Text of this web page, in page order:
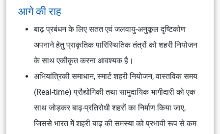
आगे की राह
बाढ़ प्रबंधन के लिए सतत एवं जलवायु-अनुकूल दृष्टिकोण
अपनाने हेतु प्राकृतिक पारिस्थितिक तंत्रों को शहरी नियोजन
के साथ एकीकृत करना आवश्यक है।
अभियांत्रिकी समाधान, स्मार्ट शहरी नियोजन, वास्तविक समय
(Real-time) प्रौद्योगिकी तथा सामुदायिक भागीदारी को एक
साथ जोड़कर बाढ़-प्रतिरोधी शहरों का निर्माण किया जाए,
जिससे भारत में शहरी बाढ़ की समस्या को प्रभावी रूप से कम